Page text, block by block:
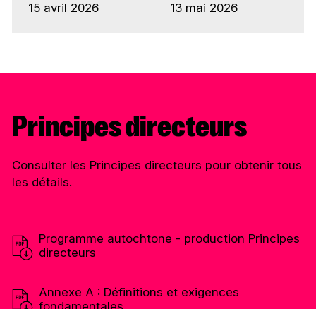
15 avril 2026
13 mai 2026
Principes directeurs
Consulter les Principes directeurs pour obtenir tous
les détails.
Programme autochtone - production Principes
directeurs
Annexe A : Définitions et exigences
fondamentales